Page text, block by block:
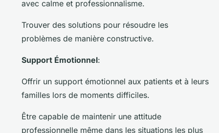
avec calme et professionnalisme.
Trouver des solutions pour résoudre les
problèmes de manière constructive.
Support Émotionnel:
Offrir un support émotionnel aux patients et à leurs
familles lors de moments difficiles.
Être capable de maintenir une attitude
professionnelle même dans les situations les plus